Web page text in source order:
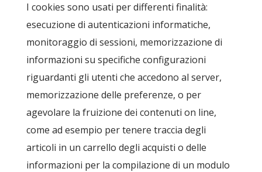
I cookies sono usati per differenti finalità:
esecuzione di autenticazioni informatiche,
monitoraggio di sessioni, memorizzazione di
informazioni su specifiche configurazioni
riguardanti gli utenti che accedono al server,
memorizzazione delle preferenze, o per
agevolare la fruizione dei contenuti on line,
come ad esempio per tenere traccia degli
articoli in un carrello degli acquisti o delle
informazioni per la compilazione di un modulo